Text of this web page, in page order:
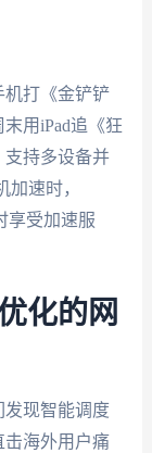
打《金铲铲
用iPad追《狂
持多设备并
速时，
享受加速服
化的网
现智能调度
海外用户痛